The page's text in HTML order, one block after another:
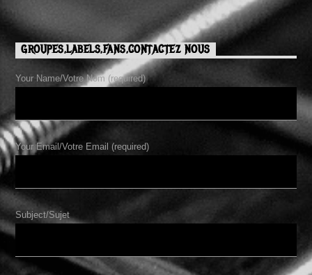
GROUPES,LABELS,FANS,CONTACTEZ NOUS
Your Name/Votre Nom (required)
Your Email/Votre Email (required)
Subject/Sujet